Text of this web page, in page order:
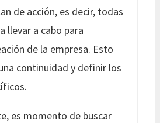
de acción, es decir, todas
llevar a cabo para
de la empresa. Esto
continuidad y definir los
es momento de buscar